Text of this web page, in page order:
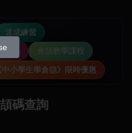
速成練習
教學
倉頡教學課程
中小學生學倉頡》限時優惠
碼查詢